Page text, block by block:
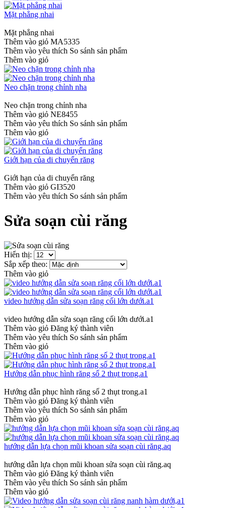
Mặt phẳng nhai
Mặt phẳng nhai
Thêm vào giỏ MA5335
Thêm vào yêu thích So sánh sản phẩm
Thêm vào giỏ
Neo chặn trong chỉnh nha
Neo chặn trong chỉnh nha
Thêm vào giỏ NE8455
Thêm vào yêu thích So sánh sản phẩm
Thêm vào giỏ
Giới hạn của di chuyển răng
Giới hạn của di chuyển răng
Thêm vào giỏ GI3520
Thêm vào yêu thích So sánh sản phẩm
Sửa soạn cùi răng
Hiển thị:
Sắp xếp theo:
Thêm vào giỏ
video hướng dẫn sửa soạn răng cối lớn dưới.a1
video hướng dẫn sửa soạn răng cối lớn dưới.a1
Thêm vào giỏ Đăng ký thành viên
Thêm vào yêu thích So sánh sản phẩm
Thêm vào giỏ
Hướng dẫn phục hình răng số 2 thụt trong.a1
Hướng dẫn phục hình răng số 2 thụt trong.a1
Thêm vào giỏ Đăng ký thành viên
Thêm vào yêu thích So sánh sản phẩm
Thêm vào giỏ
hướng dẫn lựa chọn mũi khoan sửa soạn cùi răng.aq
hướng dẫn lựa chọn mũi khoan sửa soạn cùi răng.aq
Thêm vào giỏ Đăng ký thành viên
Thêm vào yêu thích So sánh sản phẩm
Thêm vào giỏ